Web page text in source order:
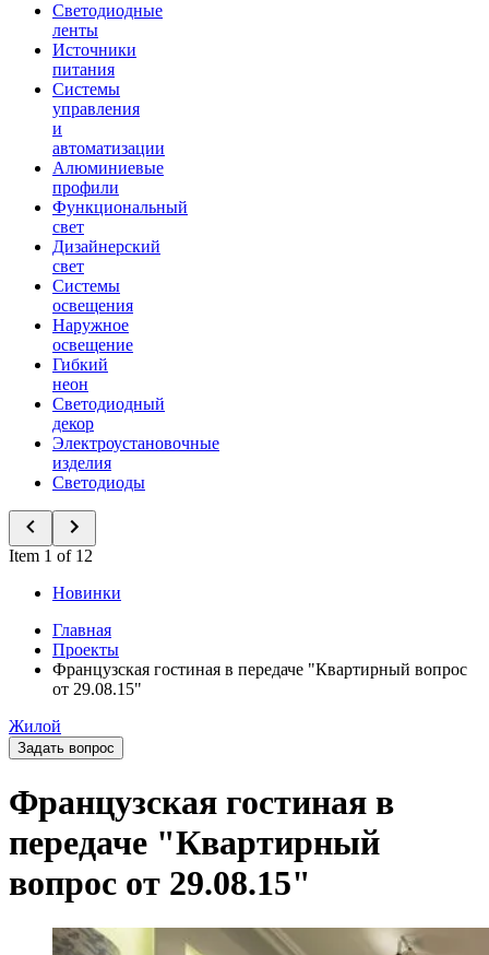
Светодиодные
ленты
Источники
питания
Системы
управления
и
автоматизации
Алюминиевые
профили
Функциональный
свет
Дизайнерский
свет
Системы
освещения
Наружное
освещение
Гибкий
неон
Светодиодный
декор
Электроустановочные
изделия
Светодиоды
Item 1 of 12
Новинки
Главная
Проекты
Французская гостиная в передаче "Квартирный вопрос
от 29.08.15"
Жилой
Задать вопрос
Французская гостиная в
передаче "Квартирный
вопрос от 29.08.15"